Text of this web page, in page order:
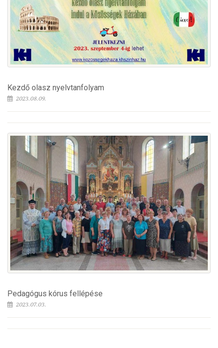
Kezdő olasz nyelvtanfolyam
2023.08.09.
Pedagógus kórus fellépése
2023.07.03.